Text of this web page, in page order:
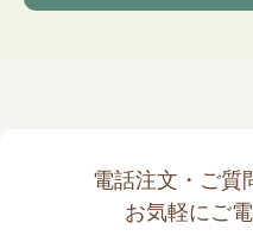
電話注文・ご質
お気軽にご